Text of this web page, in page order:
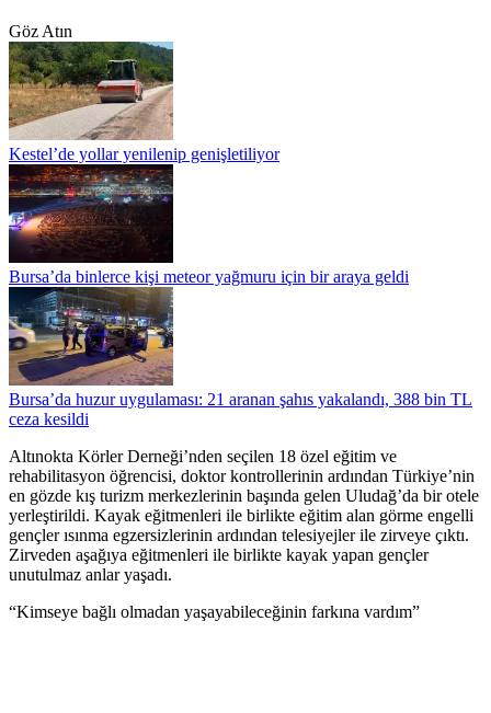
Göz Atın
Kestel’de yollar yenilenip genişletiliyor
Bursa’da binlerce kişi meteor yağmuru için bir araya geldi
Bursa’da huzur uygulaması: 21 aranan şahıs yakalandı, 388 bin TL
ceza kesildi
Altınokta Körler Derneği’nden seçilen 18 özel eğitim ve
rehabilitasyon öğrencisi, doktor kontrollerinin ardından Türkiye’nin
en gözde kış turizm merkezlerinin başında gelen Uludağ’da bir otele
yerleştirildi. Kayak eğitmenleri ile birlikte eğitim alan görme engelli
gençler ısınma egzersizlerinin ardından telesiyejler ile zirveye çıktı.
Zirveden aşağıya eğitmenleri ile birlikte kayak yapan gençler
unutulmaz anlar yaşadı.
“Kimseye bağlı olmadan yaşayabileceğinin farkına vardım”